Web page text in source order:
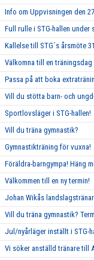
Info om Uppvisningen den
Full rulle i STG-hallen under
Kallelse till STG´s årsmöte
Välkomna till en
Passa på att boka
Vill du stötta barn- och
Sportlovsläger i STG-hallen!
Vill du träna gymnastik?
Gymnastikträning för vuxna!
Föräldra-barngympa! Häng
Välkommen till en ny termin!
Johan Wikås
Vill du träna gymnastik?
Jul/nyårläger inställt i STG-
Vi söker anställd tränare till